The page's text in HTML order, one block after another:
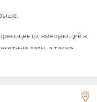
центр, вмещающий в
залы, а также
самый известный